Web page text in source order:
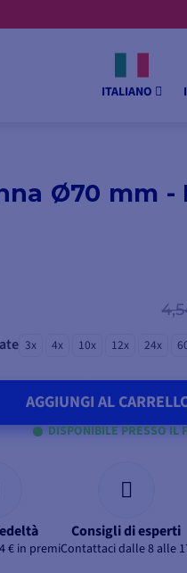
ITALIANO
Ø70 mm -
3x 4x 10x 12x 24x
AGGIUNGI AL
DISPONIBILE PRESSO IL
€ in premi
Consigli di esperti
Contattaci dalle 8 alle